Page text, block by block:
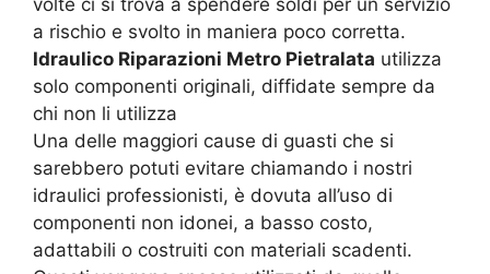
a rischio e svolto in maniera poco corretta.
Idraulico Riparazioni Metro Pietralata utilizza
solo componenti originali, diffidate sempre da
chi non li utilizza
Una delle maggiori cause di guasti che si
sarebbero potuti evitare chiamando i nostri
idraulici professionisti, è dovuta all’uso di
componenti non idonei, a basso costo,
adattabili o costruiti con materiali scadenti.